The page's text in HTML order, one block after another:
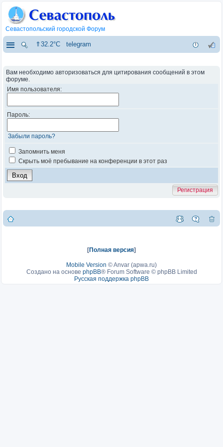
Севастопольский городской Форум
⇑32.2°C telegram
Вам необходимо авторизоваться для цитирования сообщений в этом
форуме.
Имя пользователя:
Пароль:
Забыли пароль?
Запомнить меня
Скрыть моё пребывание на конференции в этот раз
Регистрация
[Полная версия]
Mobile Version ©Anvar (apwa.ru)
Создано на основе phpBB® Forum Software © phpBB Limited
Русская поддержка phpBB